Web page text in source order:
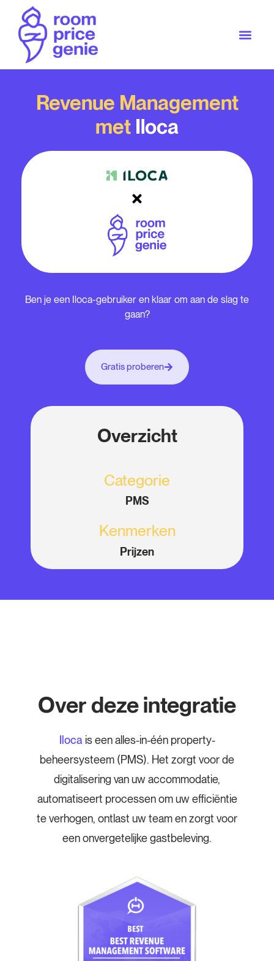
Revenue Management
met Iloca
Ben je een Iloca-gebruiker en klaar om aan de slag te
gaan?
Gratis proberen
Overzicht
Categorie
PMS
Kenmerken
Prijzen
Over deze integratie
Iloca is een alles-in-één property-
beheersysteem (PMS). Het zorgt voor de
digitalisering van uw accommodatie,
automatiseert processen om uw efficiëntie
te verhogen, ontlast uw team en zorgt voor
een onvergetelijke gastbeleving.